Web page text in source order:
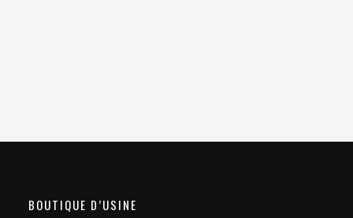
BOUTIQUE D’USINE